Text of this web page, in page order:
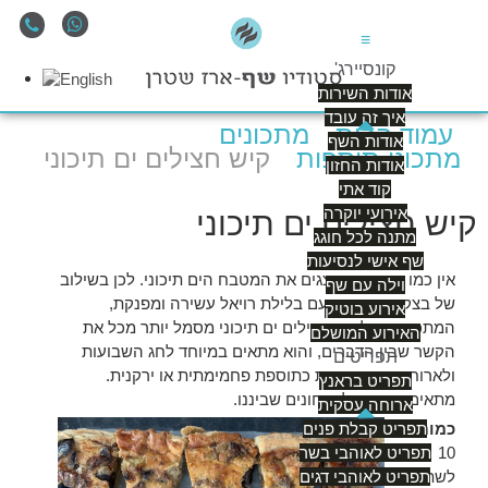
≡
קונסיירג'
אודות השירות
איך זה עובד
אודות השף
אודות החזון
קוד אתי
אירועי יוקרה
מתנה לכל חוגג
שף אישי לנסיעות
וילה עם שף
אירוע בוטיק
האירוע המושלם
תפריטים
תפריט בראנץ
ארוחה עסקית
תפריט קבלת פנים
תפריט לאוהבי בשר
תפריט לאוהבי דגים
עמוד הבית
מתכונים
מתכוני תוספות
קיש חצילים ים תיכוני
קיש חצילים ים תיכוני
אין כמו ירקות המייצגים את המטבח הים תיכוני. לכן בשילוב
של בצק פריך טוב ועם בלילת רויאל עשירה ומפנקת,
המתכון הזה לקיש חצילים ים תיכוני מסמל יותר מכל את
הקשר שבין הדברים, והוא מתאים במיוחד לחג השבועות
ולארוחות משפחתיות כתוספת פחמימתית או ירקנית.
מתאים במיוחד לצמחונים שביננו.
כמות
: 6-
10 מנות
לשתי